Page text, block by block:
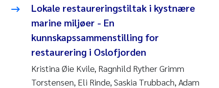
Lokale restaureringstiltak i kystnære
marine miljøer - En
kunnskapssammenstilling for
restaurering i Oslofjorden
Kristina Øie Kvile, Ragnhild Ryther Grimm
Torstensen, Eli Rinde, Saskia Trubbach, Adam